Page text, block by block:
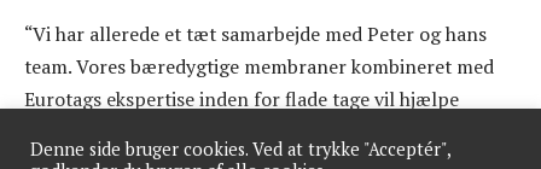
“Vi har allerede et tæt samarbejde med Peter og hans
team. Vores bæredygtige membraner kombineret med
Eurotags ekspertise inden for flade tage vil hjælpe
Denne side bruger cookies. Ved at trykke "Acceptér",